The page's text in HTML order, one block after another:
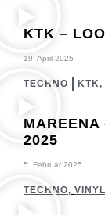
KTK –
19. April 2025
TECHNO KTK,
2025
5. Februar 2025
TECHNO, VINYL